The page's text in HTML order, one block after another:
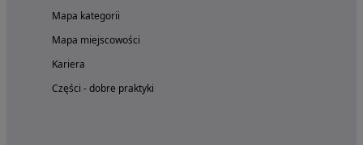
Mapa kategorii
Mapa miejscowości
Kariera
Części - dobre praktyki